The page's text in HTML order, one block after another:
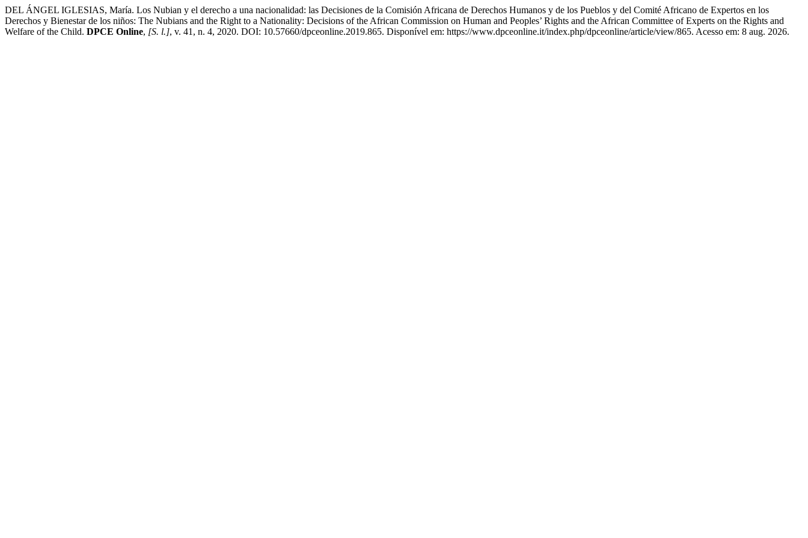
DEL ÁNGEL IGLESIAS, María. Los Nubian y el derecho a una nacionalidad: las Decisiones de la Comisión Africana de Derechos Humanos y de los Pueblos y del Comité Africano de Expertos en los
Derechos y Bienestar de los niños: The Nubians and the Right to a Nationality: Decisions of the African Commission on Human and Peoples’ Rights and the African Committee of Experts on the Rights and
Welfare of the Child. DPCE Online, [S. l.], v. 41, n. 4, 2020. DOI: 10.57660/dpceonline.2019.865. Disponível em: https://www.dpceonline.it/index.php/dpceonline/article/view/865. Acesso em: 8 aug. 2026.